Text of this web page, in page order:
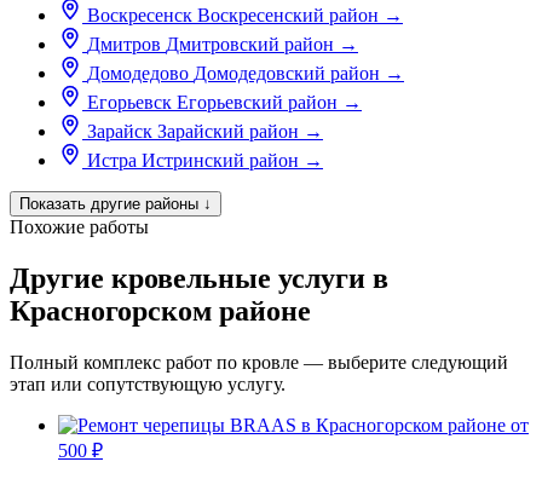
Воскресенск Воскресенский район →
Дмитров Дмитровский район →
Домодедово Домодедовский район →
Егорьевск Егорьевский район →
Зарайск Зарайский район →
Истра Истринский район →
Показать другие районы ↓
Похожие работы
Другие кровельные услуги в
Красногорском районе
Полный комплекс работ по кровле — выберите следующий
этап или сопутствующую услугу.
от
500 ₽